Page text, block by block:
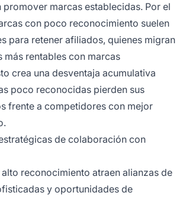
marcas establecidas. Por el
con poco reconocimiento suelen
para retener afiliados, quienes migran
más rentables con marcas
crea una desventaja acumulativa
poco reconocidas pierden sus
frente a competidores con mejor
de colaboración con
reconocimiento atraen alianzas de
y oportunidades de